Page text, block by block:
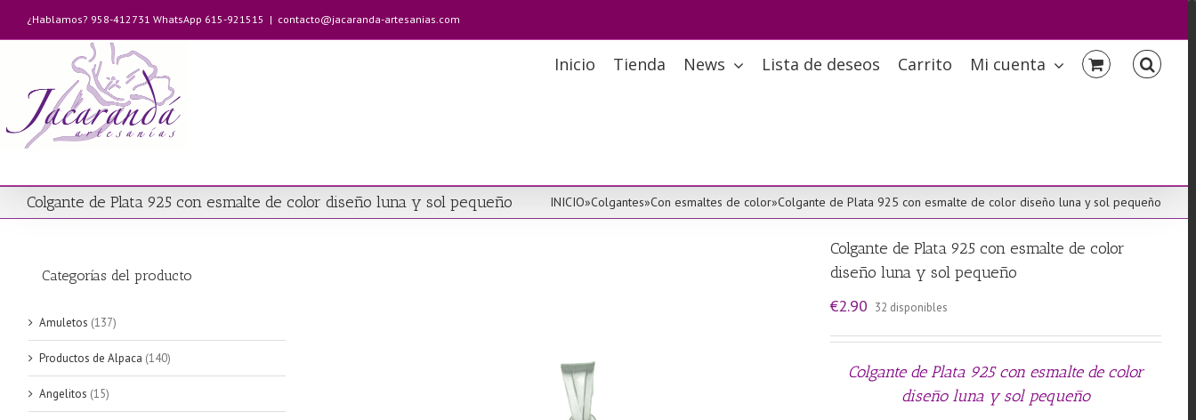
contenido
¿Hablamos? 958-412731 WhatsApp 615-921515 | contacto@jacaranda-artesanias.com
Inicio Tienda News Lista de deseos Carrito Mi cuenta
Colgante de Plata 925 con esmalte de color diseño luna y sol pequeño INICIO»Colgantes»Con esmaltes de color»Colgante de Plata 925 con esmalte de color diseño luna y sol pequeño
Colgante de Plata 925 con esmalte de color
diseño luna y sol pequeño
€2.90 32 disponibles
Colgante de Plata 925 con esmalte de color
diseño luna y sol pequeño
Categorías del producto
Amuletos (137)
Productos de Alpaca (140)
Angelitos (15)